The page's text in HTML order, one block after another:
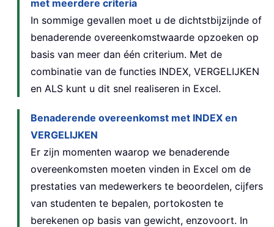
met meerdere criteria
In sommige gevallen moet u de dichtstbijzijnde of
benaderende overeenkomstwaarde opzoeken op
basis van meer dan één criterium. Met de
combinatie van de functies INDEX, VERGELIJKEN
en ALS kunt u dit snel realiseren in Excel.
Benaderende overeenkomst met INDEX en
VERGELIJKEN
Er zijn momenten waarop we benaderende
overeenkomsten moeten vinden in Excel om de
prestaties van medewerkers te beoordelen, cijfers
van studenten te bepalen, portokosten te
berekenen op basis van gewicht, enzovoort. In